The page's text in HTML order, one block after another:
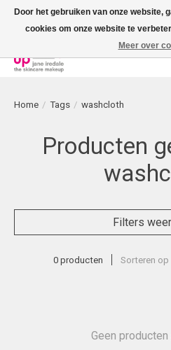
Bestellingen boven € 50,00 worden altijd
Home / Tags / washcloth
Producten
Filters
0 producten Sorteren op
Geen
Door het gebruiken van onze website,
cookies om onze website te
Meer over